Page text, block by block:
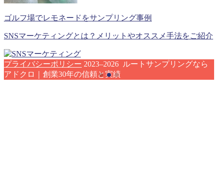
ゴルフ場でレモネードをサンプリング事例
SNSマーケティングとは？メリットやオススメ手法をご紹介
プライバシーポリシー 2023–2026 ルートサンプリングなら
アドクロ｜創業30年の信頼と実績